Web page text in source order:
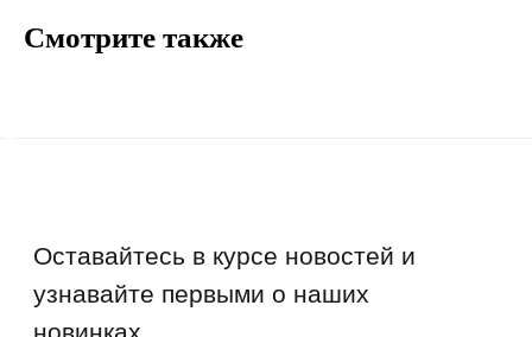
Смотрите также
№83312 от 19.01.2018 года
Гарантия